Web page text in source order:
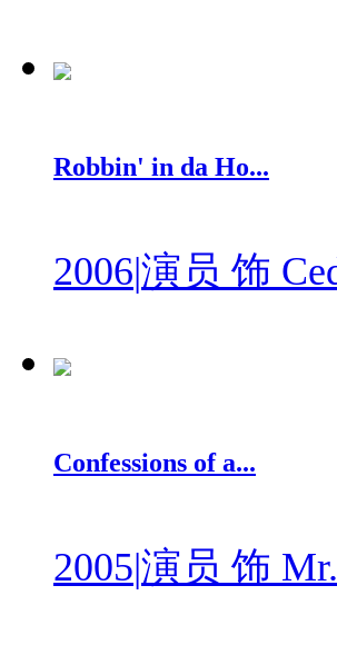
Robbin' in da Ho...
2006|演员 饰
Confessions of a...
2005|演员 饰